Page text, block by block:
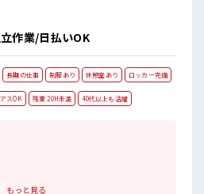
作業/日払いOK
長期の仕事 制服あり 休憩室あり ロッカー完備
スOK 残業 20H未満 40代以上も活躍
もっと見る